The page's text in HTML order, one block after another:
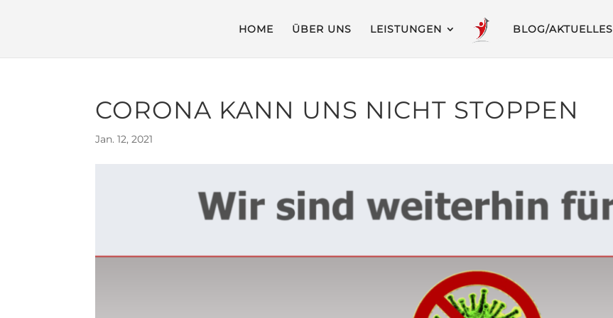
HOME ÜBER UNS LEISTUNGEN BLOG/AKTUELLES
CORONA KANN UNS NICHT STOPPEN
Jan. 12, 2021